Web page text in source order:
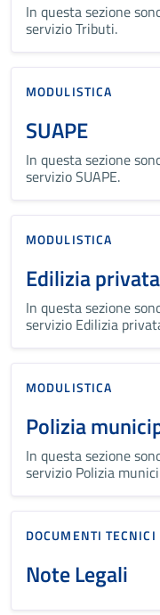
In questa sezione
servizio Tributi.
MODULISTICA
SUAPE
In questa sezione
servizio SUAPE.
MODULISTICA
Edilizia privata
In questa sezione
servizio Edilizia
MODULISTICA
Polizia
In questa sezione
servizio Polizia
DOCUMENTI TECNICI
Note Legali